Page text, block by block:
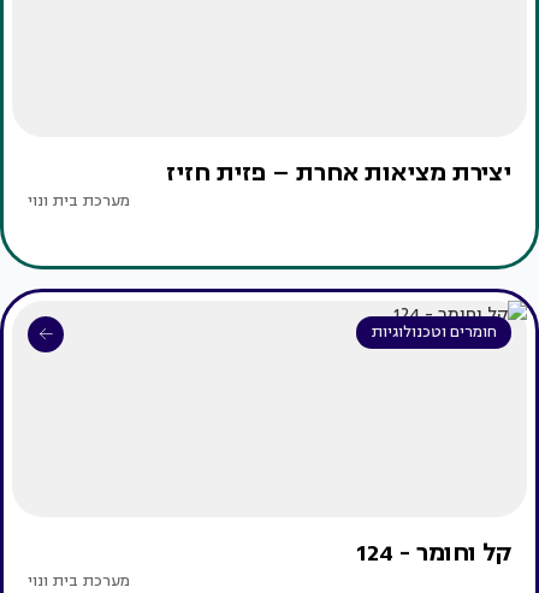
יצירת מציאות אחרת – פזית חזיז
מערכת בית ונוי
חומרים וטכנולוגיות
קל וחומר - 124
מערכת בית ונוי